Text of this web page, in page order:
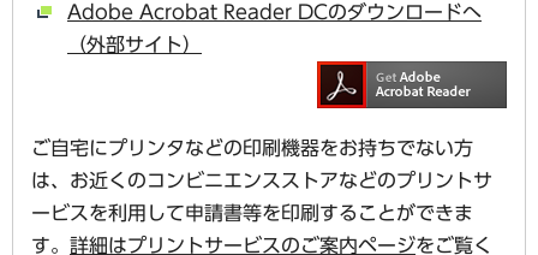
Adobe Acrobat Reader DCのダウンロードへ
（外部サイト）
ご自宅にプリンタなどの印刷機器をお持ちでない方
は、お近くのコンビニエンスストアなどのプリントサ
ービスを利用して申請書等を印刷することができま
す。 詳細はプリントサービスのご案内ページをご覧く